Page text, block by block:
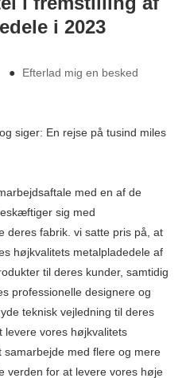
i 2023
●
Efterlad mig en besked
siger: En rejse på tusind miles
med en af ​​de
sig med
deres fabrik. vi satte pris på, at
højkvalitets metalpladedele af
til deres kunder, samtidig
professionelle designere og
teknisk vejledning til deres
levere vores højkvalitets
samarbejde med flere og mere
verden for at levere vores høje